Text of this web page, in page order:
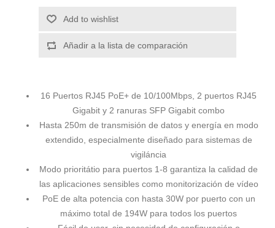
Add to wishlist
Añadir a la lista de comparación
16 Puertos RJ45 PoE+ de 10/100Mbps, 2 puertos RJ45
Gigabit y 2 ranuras SFP Gigabit combo
Hasta 250m de transmisión de datos y energía en modo
extendido, especialmente diseñado para sistemas de
vigiláncia
Modo prioritátio para puertos 1-8 garantiza la calidad de
las aplicaciones sensibles como monitorización de vídeo
PoE de alta potencia con hasta 30W por puerto con un
máximo total de 194W para todos los puertos